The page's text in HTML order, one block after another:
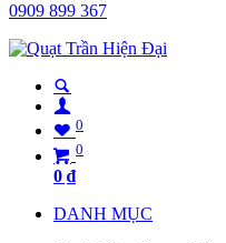
0909 899 367
0
0
0 ₫
DANH MỤC